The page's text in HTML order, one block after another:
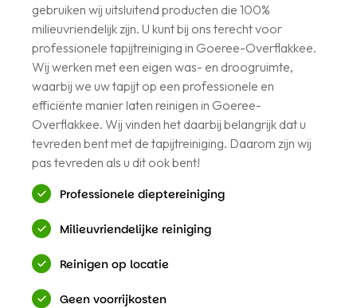
gebruiken wij uitsluitend producten die 100%
milieuvriendelijk zijn. U kunt bij ons terecht voor
professionele tapijtreiniging in Goeree-Overflakkee.
Wij werken met een eigen was- en droogruimte,
waarbij we uw tapijt op een professionele en
efficiënte manier laten reinigen in Goeree-
Overflakkee. Wij vinden het daarbij belangrijk dat u
tevreden bent met de tapijtreiniging. Daarom zijn wij
pas tevreden als u dit ook bent!
Professionele dieptereiniging
Milieuvriendelijke reiniging
Reinigen op locatie
Geen voorrijkosten